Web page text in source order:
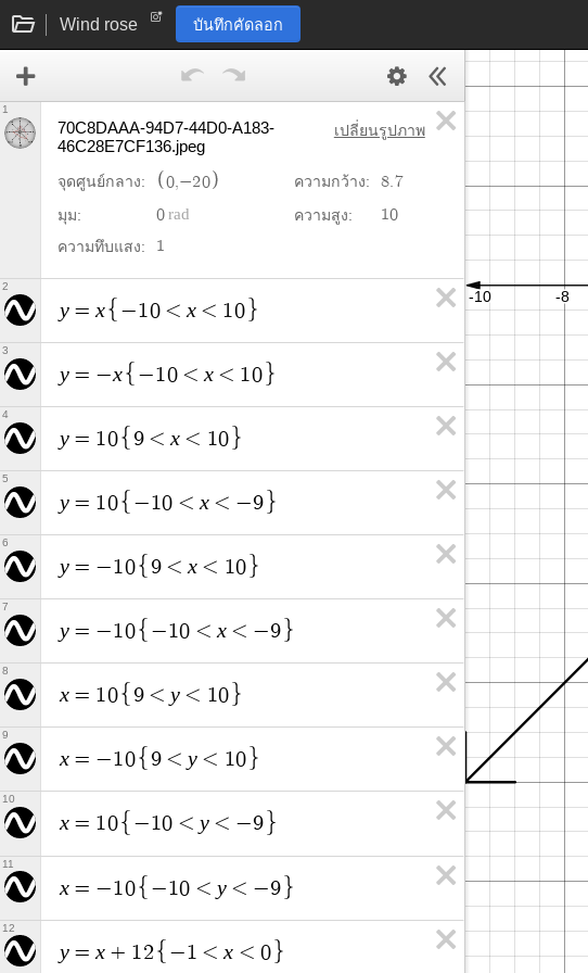
Wind rose บันทึกคัดลอก
70C8DAAA-94D7-44D0-A183-
46C28E7CF136.jpeg
เปลี่ยนรูปภาพ
จุดศูนย์กลาง: 0 −20 ความกว้าง: 8 7
มุม:
0 ความสูง: 10
ความทึบแสง:
1
1
y = x −10 < x < 10
2
y = −x −10 < x < 10
3
y = 10 9 < x < 10
4
y = 10 −10 < x < −9
5
y = −10 9 < x < 10
6
y = −10 −10 < x < −9
7
x = 10 9 < y < 10
8
x = −10 9 < y < 10
9
x = 10 −10 < y < −9
10
x = −1 0 −10 < y < −9
11
y = x + 1 2 −1 < x < 0
12